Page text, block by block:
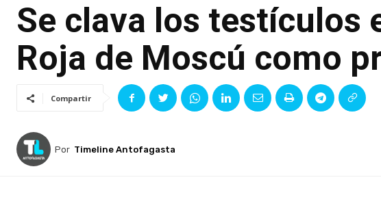
Se clava los testículos
Roja de Moscú como
Compartir
Por Timeline Antofagasta